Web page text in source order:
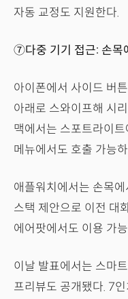
자동 교정도 지원한다.
⑦다중 기기 접근: 손목
아이폰에서 사이드 버
아래로 스와이프해 시
맥에서는 스포트라이
메뉴에서도 호출 가능
애플워치에서는 손목
스택 제안으로 이전 대
에어팟에서도 이용 가
이날 발표에서는 스마
프리뷰도 공개됐다. 7